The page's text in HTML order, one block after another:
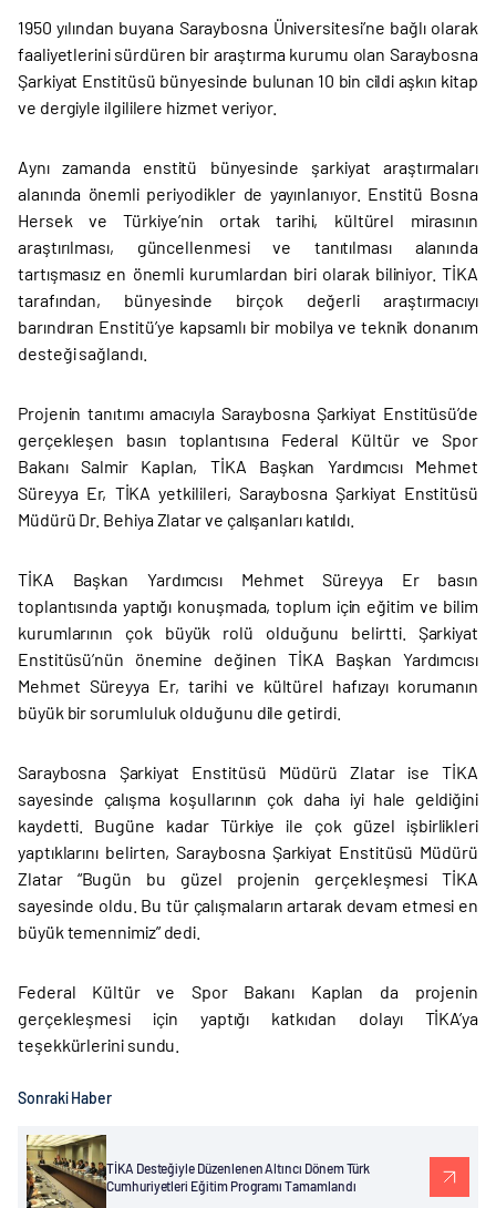
1950 yılından buyana Saraybosna Üniversitesi’ne bağlı olarak
faaliyetlerini sürdüren bir araştırma kurumu olan Saraybosna
Şarkiyat Enstitüsü bünyesinde bulunan 10 bin cildi aşkın kitap
ve dergiyle ilgililere hizmet veriyor.
Aynı zamanda enstitü bünyesinde şarkiyat araştırmaları
alanında önemli periyodikler de yayınlanıyor. Enstitü Bosna
Hersek ve Türkiye’nin ortak tarihi, kültürel mirasının
araştırılması, güncellenmesi ve tanıtılması alanında
tartışmasız en önemli kurumlardan biri olarak biliniyor. TİKA
tarafından, bünyesinde birçok değerli araştırmacıyı
barındıran Enstitü’ye kapsamlı bir mobilya ve teknik donanım
desteği sağlandı.
Projenin tanıtımı amacıyla Saraybosna Şarkiyat Enstitüsü’de
gerçekleşen basın toplantısına Federal Kültür ve Spor
Bakanı Salmir Kaplan, TİKA Başkan Yardımcısı Mehmet
Süreyya Er, TİKA yetkilileri, Saraybosna Şarkiyat Enstitüsü
Müdürü Dr. Behiya Zlatar ve çalışanları katıldı.
TİKA Başkan Yardımcısı Mehmet Süreyya Er basın
toplantısında yaptığı konuşmada, toplum için eğitim ve bilim
kurumlarının çok büyük rolü olduğunu belirtti. Şarkiyat
Enstitüsü’nün önemine değinen TİKA Başkan Yardımcısı
Mehmet Süreyya Er, tarihi ve kültürel hafızayı korumanın
büyük bir sorumluluk olduğunu dile getirdi.
Saraybosna Şarkiyat Enstitüsü Müdürü Zlatar ise TİKA
sayesinde çalışma koşullarının çok daha iyi hale geldiğini
kaydetti. Bugüne kadar Türkiye ile çok güzel işbirlikleri
yaptıklarını belirten, Saraybosna Şarkiyat Enstitüsü Müdürü
Zlatar “Bugün bu güzel projenin gerçekleşmesi TİKA
sayesinde oldu. Bu tür çalışmaların artarak devam etmesi en
büyük temennimiz” dedi.
Federal Kültür ve Spor Bakanı Kaplan da projenin
gerçekleşmesi için yaptığı katkıdan dolayı TİKA’ya
teşekkürlerini sundu.
Sonraki Haber
TİKA Desteğiyle Düzenlenen Altıncı Dönem Türk
Cumhuriyetleri Eğitim Programı Tamamlandı